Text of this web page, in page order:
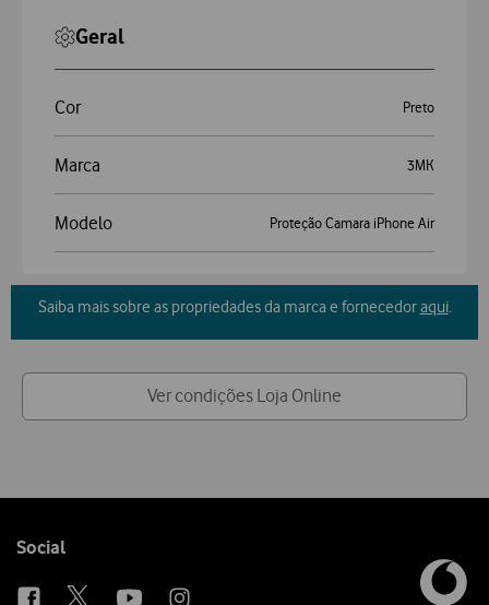
Geral
Cor Preto
Marca 3MK
Modelo Proteção Camara iPhone Air
Saiba mais sobre as propriedades da marca e fornecedoraqui.
Ver condições Loja Online
Follow
Social